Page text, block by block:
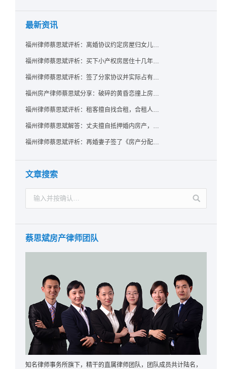
最新资讯
福州律师蔡思斌评析：离婚协议约定房屋归女儿所有，父亲去世后继母能否拒绝过户？
福州律师蔡思斌评析：买下小产权房居住十几年，卖家去世后其女儿竟起诉要求继承？
福州律师蔡思斌评析：签了分家协议并实际占有，房产就一定是囊中之物了吗？法院：只要未过户，共有权人反悔了就可撤销赠与！
福州房产律师蔡思斌分享：破碎的黄昏恋撞上房产证，给出的房子能要回吗？ 法院：参照适用《婚姻家庭编解释（二）》规定，支持恋爱中无重大过错给予方返还房屋的诉请
福州律师蔡思斌评析：租客擅自找合租，合租人在屋里自杀，房东能找租客索赔吗？
福州律师蔡思斌解答：丈夫擅自抵押婚内房产，配偶该如何维权？
福州律师蔡思斌评析：再婚妻子签了《房产分配协议》却拿不到房？福州中院：无所有权基础实为赠与，过户前可撤销！
文章搜索
蔡思斌房产律师团队
知名律师事务所旗下，精干的直属律师团队，团队成员共计陆名，